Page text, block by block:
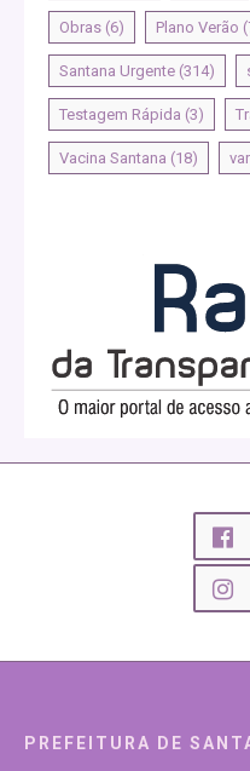
Obras (6) Plano Verão
Santana Urgente (314)
Testagem Rápida (3)
Vacina Santana (18)
PREFEITURA DE